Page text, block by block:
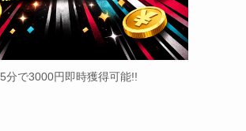
5分で3000円即時獲得可能!!